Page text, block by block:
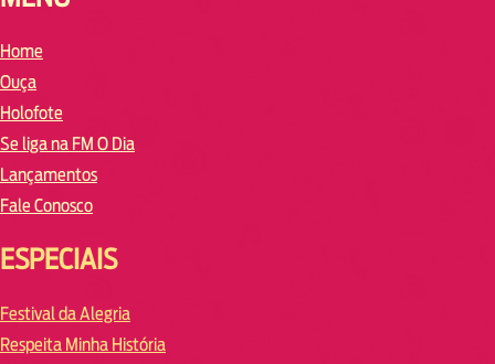
Home
Ouça
Holofote
Se liga na FM O Dia
Lançamentos
Fale Conosco
ESPECIAIS
Festival da Alegria
Respeita Minha História